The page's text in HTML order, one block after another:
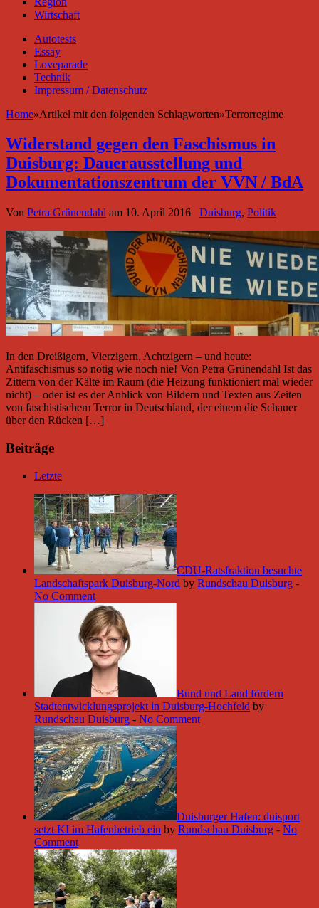
Wirtschaft
Autotests
Essay
Loveparade
Technik
Impressum / Datenschutz
Home»Artikel mit den folgenden Schlagworten»Terrorregime
Widerstand gegen den Faschismus in
Duisburg: Dauerausstellung und
Dokumentationszentrum der VVN / BdA
Von Petra Grünendahl am 10. April 2016 Duisburg, Politik
In den Dreißigern, Vierzigern, Achtzigern – und heute:
Antifaschismus so nötig wie noch nie! Von Petra Grünendahl Ist das
Zittern von der Kälte im Raum (die Heizung funktioniert mal wieder
nicht) – oder ist es der Anblick von Bildern und Texten aus Zeiten
von faschistischem Terror in Deutschland, der einem die Schauer
über den Rücken […]
Beiträge
Letzte
CDU-Ratsfraktion besuchte
Landschaftspark Duisburg-Nord by Rundschau Duisburg -
No Comment
Bund und Land fördern
Stadtentwicklungsprojekt in Duisburg-Hochfeld by
Rundschau Duisburg - No Comment
Duisburger Hafen: duisport
setzt KI im Hafenbetrieb ein by Rundschau Duisburg - No
Comment